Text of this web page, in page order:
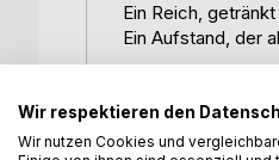
Ein Reich, getränkt
Ein Aufstand, der
Im Reich Eindall
der Rote Sturm
Wir respektieren den
Wir nutzen Cookies und